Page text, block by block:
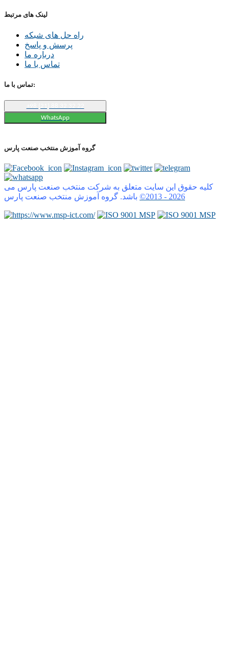
لینک های مرتبط
راه حل های شبکه
پرسش و پاسخ
درباره ما
تماس با ما
تماس با ما:
WhatsApp
گروه آموزش منتخب صنعت پارس
کلیه حقوق این سایت متعلق به شرکت منتخب صنعت پارس می
©2013 - 2026